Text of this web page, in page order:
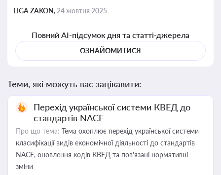
LIGA ZAKON, 24 жовтня 2025
Повний AI-підсумок дня та статті-джерела
ОЗНАЙОМИТИСЯ
Теми, які можуть вас зацікавити:
Перехід української системи КВЕД до
стандартів NACE
Про що тема: Тема охоплює перехід української системи
класифікації видів економічної діяльності до стандартів
NACE, оновлення кодів КВЕД та пов'язані нормативні
зміни